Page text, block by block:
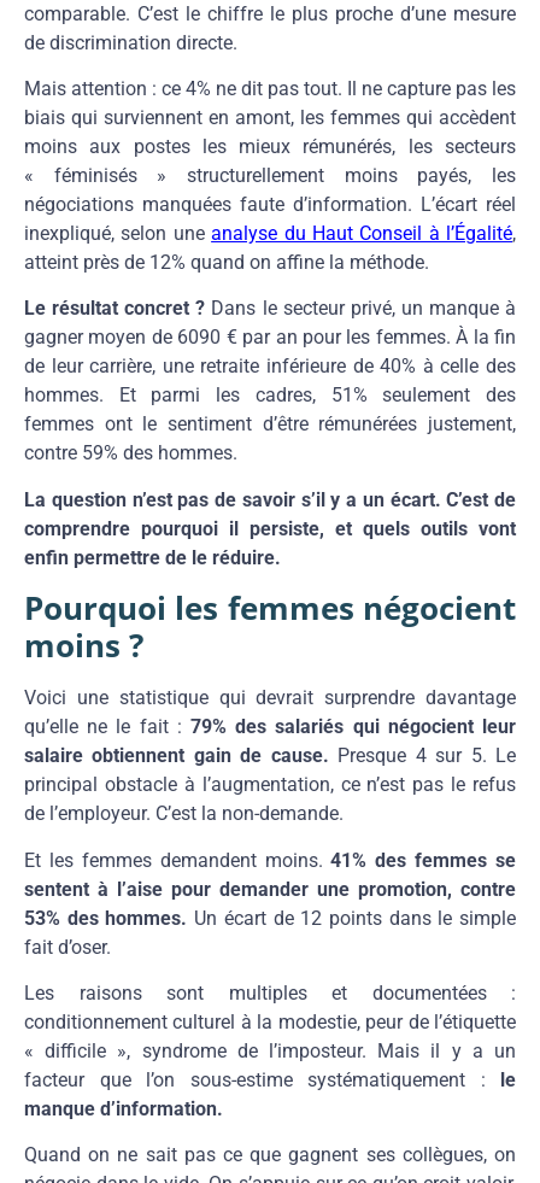
comparable. C’est le chiffre le plus proche d’une mesure
de discrimination directe.
Mais attention : ce 4% ne dit pas tout. Il ne capture pas les
biais qui surviennent en amont, les femmes qui accèdent
moins aux postes les mieux rémunérés, les secteurs
« féminisés » structurellement moins payés, les
négociations manquées faute d’information. L’écart réel
inexpliqué, selon uneanalyse du Haut Conseil à l’Égalité,
atteint près de 12% quand on affine la méthode.
Le résultat concret ? Dans le secteur privé, un manque à
gagner moyen de 6090 € par an pour les femmes. À la fin
de leur carrière, une retraite inférieure de 40% à celle des
hommes. Et parmi les cadres, 51% seulement des
femmes ont le sentiment d’être rémunérées justement,
contre 59% des hommes.
La question n’est pas de savoir s’il y a un écart. C’est de
comprendre pourquoi il persiste, et quels outils vont
enfin permettre de le réduire.
Pourquoi les femmes négocient
moins ?
Voici une statistique qui devrait surprendre davantage
qu’elle ne le fait : 79% des salariés qui négocient leur
salaire obtiennent gain de cause. Presque 4 sur 5. Le
principal obstacle à l’augmentation, ce n’est pas le refus
de l’employeur. C’est la non-demande.
Et les femmes demandent moins.41% des femmes se
sentent à l’aise pour demander une promotion, contre
53% des hommes. Un écart de 12 points dans le simple
fait d’oser.
Les raisons sont multiples et documentées :
conditionnement culturel à la modestie, peur de l’étiquette
« difficile », syndrome de l’imposteur. Mais il y a un
facteur que l’on sous-estime systématiquement : le
manque d’information.
Quand on ne sait pas ce que gagnent ses collègues, on